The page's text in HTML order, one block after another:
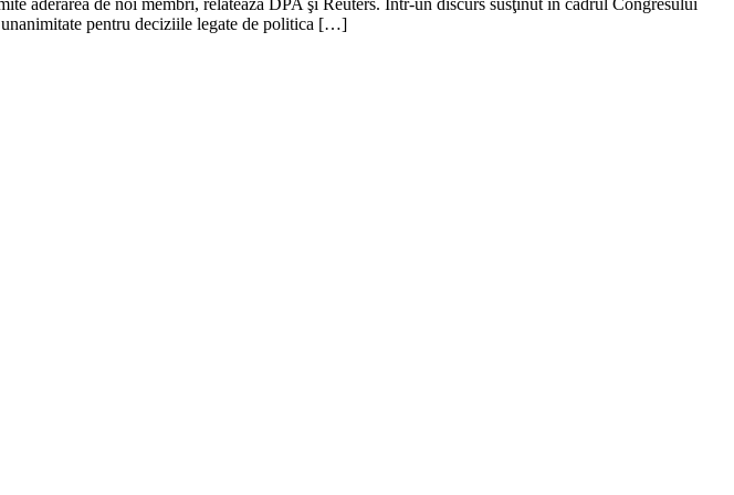
pentru deciziile legate de politica […]